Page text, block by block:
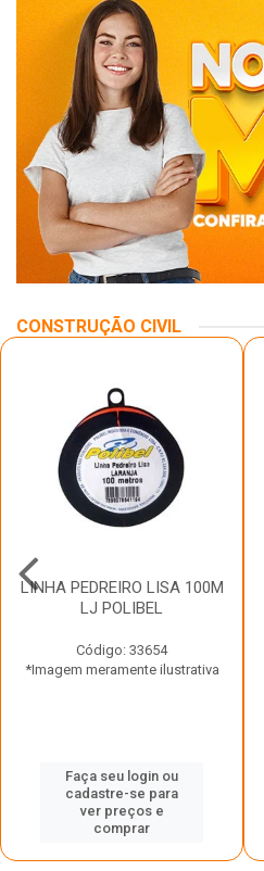
CONSTRUÇÃO CIVIL
LINHA PEDREIRO LISA 100M
LJ POLIBEL
Código: 33654
*Imagem meramente ilustrativa
Faça seu login ou
cadastre-se para
ver preços e
comprar